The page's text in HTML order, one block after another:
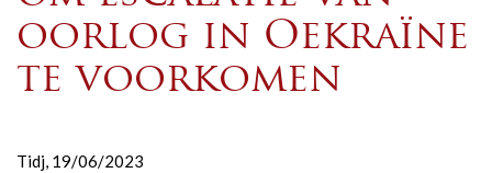
oorlog in Oekraïne
te voorkomen
Tidj, 19/06/2023